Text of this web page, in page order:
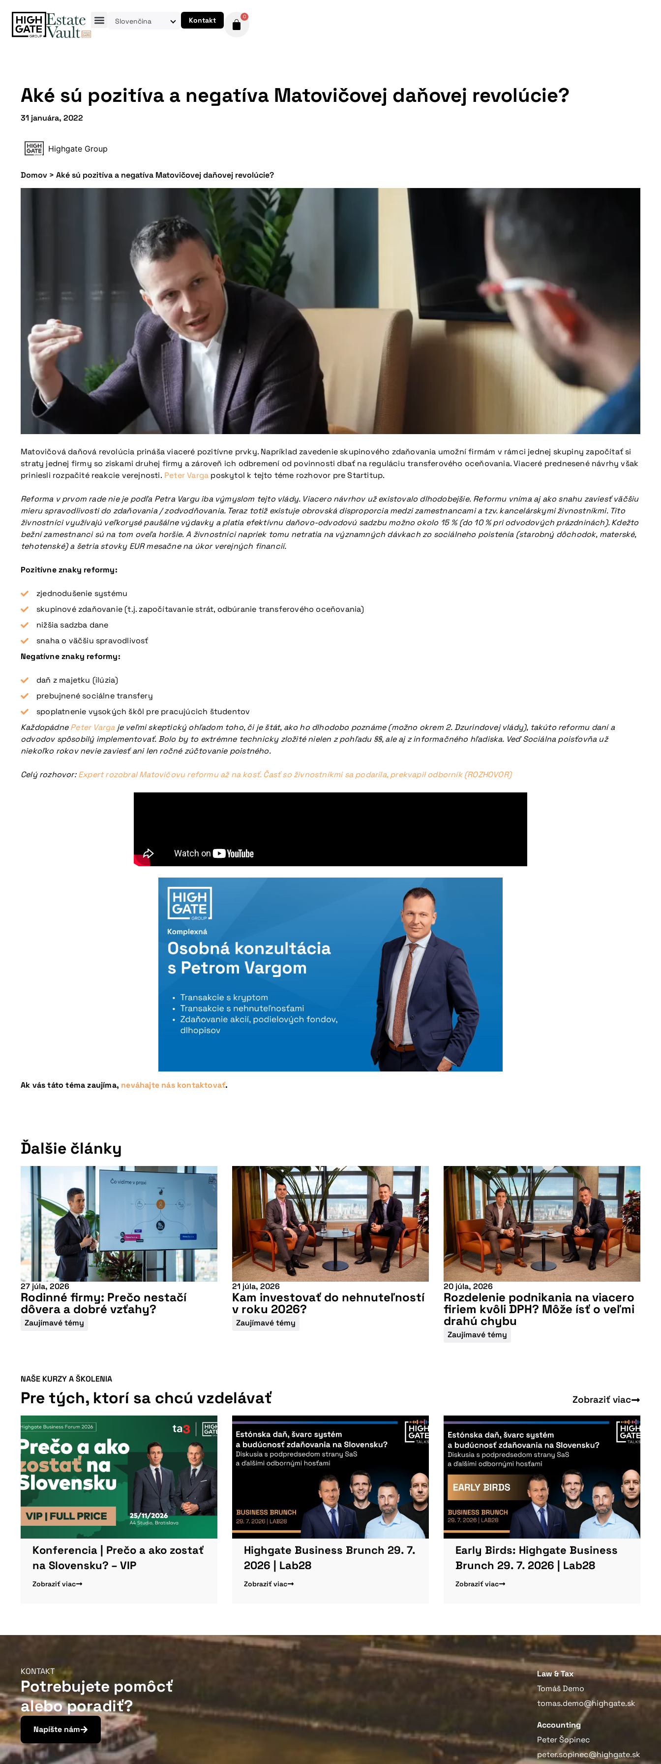
Slovenčina Kontakt 0
Aké sú pozitíva a negatíva Matovičovej daňovej revolúcie?
31 januára, 2022
Highgate Group
Domov > Aké sú pozitíva a negatíva Matovičovej daňovej revolúcie?
Matovičová daňová revolúcia prináša viaceré pozitívne prvky. Napríklad zavedenie skupinového zdaňovania umožní firmám v rámci jednej skupiny započítať si
straty jednej firmy so ziskami druhej firmy a zároveň ich odbremení od povinnosti dbať na reguláciu transferového oceňovania. Viaceré prednesené návrhy však
priniesli rozpačité reakcie verejnosti. Peter Varga poskytol k tejto téme rozhovor pre Startitup.
Reforma v prvom rade nie je podľa Petra Vargu iba výmyslom tejto vlády. Viacero návrhov už existovalo dlhodobejšie. Reformu vníma aj ako snahu zaviesť väčšiu
mieru spravodlivosti do zdaňovania / zodvodňovania. Teraz totiž existuje obrovská disproporcia medzi zamestnancami a tzv. kancelárskymi živnostníkmi. Títo
živnostníci využívajú veľkorysé paušálne výdavky a platia efektívnu daňovo-odvodovú sadzbu možno okolo 15 % (do 10 % pri odvodových prázdninách). Kdežto
bežní zamestnanci sú na tom oveľa horšie. A živnostníci napriek tomu netratia na významných dávkach zo sociálneho poistenia (starobný dôchodok, materské,
tehotenské) a šetria stovky EUR mesačne na úkor verejných financií.
Pozitívne znaky reformy:
zjednodušenie systému
skupinové zdaňovanie (t.j. započítavanie strát, odbúranie transferového oceňovania)
nižšia sadzba dane
snaha o väčšiu spravodlivosť
Negatívne znaky reformy:
daň z majetku (ilúzia)
prebujnené sociálne transfery
spoplatnenie vysokých škôl pre pracujúcich študentov
KaždopádnePeter Varga je veľmi skeptický ohľadom toho, či je štát, ako ho dlhodobo poznáme (možno okrem 2. Dzurindovej vlády), takúto reformu daní a
odvodov spôsobilý implementovať. Bolo by to extrémne technicky zložité nielen z pohľadu §§, ale aj z informačného hľadiska. Veď Sociálna poisťovňa už
niekoľko rokov nevie zaviesť ani len ročné zúčtovanie poistného.
Celý rozhovor:Expert rozobral Matovičovu reformu až na kosť. Časť so živnostníkmi sa podarila, prekvapil odborník (ROZHOVOR)
Ak vás táto téma zaujíma, neváhajte nás kontaktovať.
Ďalšie články
27 júla, 2026
Rodinné firmy: Prečo nestačí
dôvera a dobré vzťahy?
Zaujímavé témy
21 júla, 2026
Kam investovať do nehnuteľností
v roku 2026?
Zaujímavé témy
20 júla, 2026
Rozdelenie podnikania na viacero
firiem kvôli DPH? Môže ísť o veľmi
drahú chybu
Zaujímavé témy
NAŠE KURZY A ŠKOLENIA
Pre tých, ktorí sa chcú vzdelávať Zobraziť viac
Konferencia | Prečo a ako zostať
na Slovensku? – VIP
Zobraziť viac
Highgate Business Brunch 29. 7.
2026 | Lab28
Zobraziť viac
Early Birds: Highgate Business
Brunch 29. 7. 2026 | Lab28
Zobraziť viac
KONTAKT
Potrebujete pomôcť
alebo poradiť?
Napíšte nám
Law & Tax
Tomáš Demo
tomas.demo@highgate.sk
Accounting
Peter Šopinec
peter.sopinec@highgate.sk
Nepremeškajte našu pripravovanú konferenciu
Viac informácií